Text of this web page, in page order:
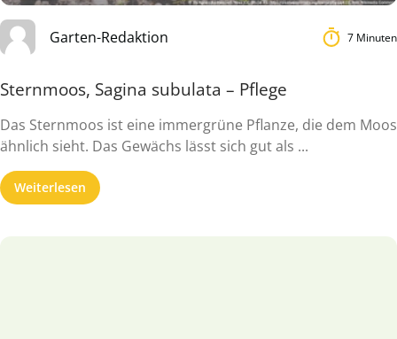
Garten-Redaktion 7 Minuten
Sternmoos, Sagina subulata – Pflege
Das Sternmoos ist eine immergrüne Pflanze, die dem Moos
ähnlich sieht. Das Gewächs lässt sich gut als ...
Weiterlesen